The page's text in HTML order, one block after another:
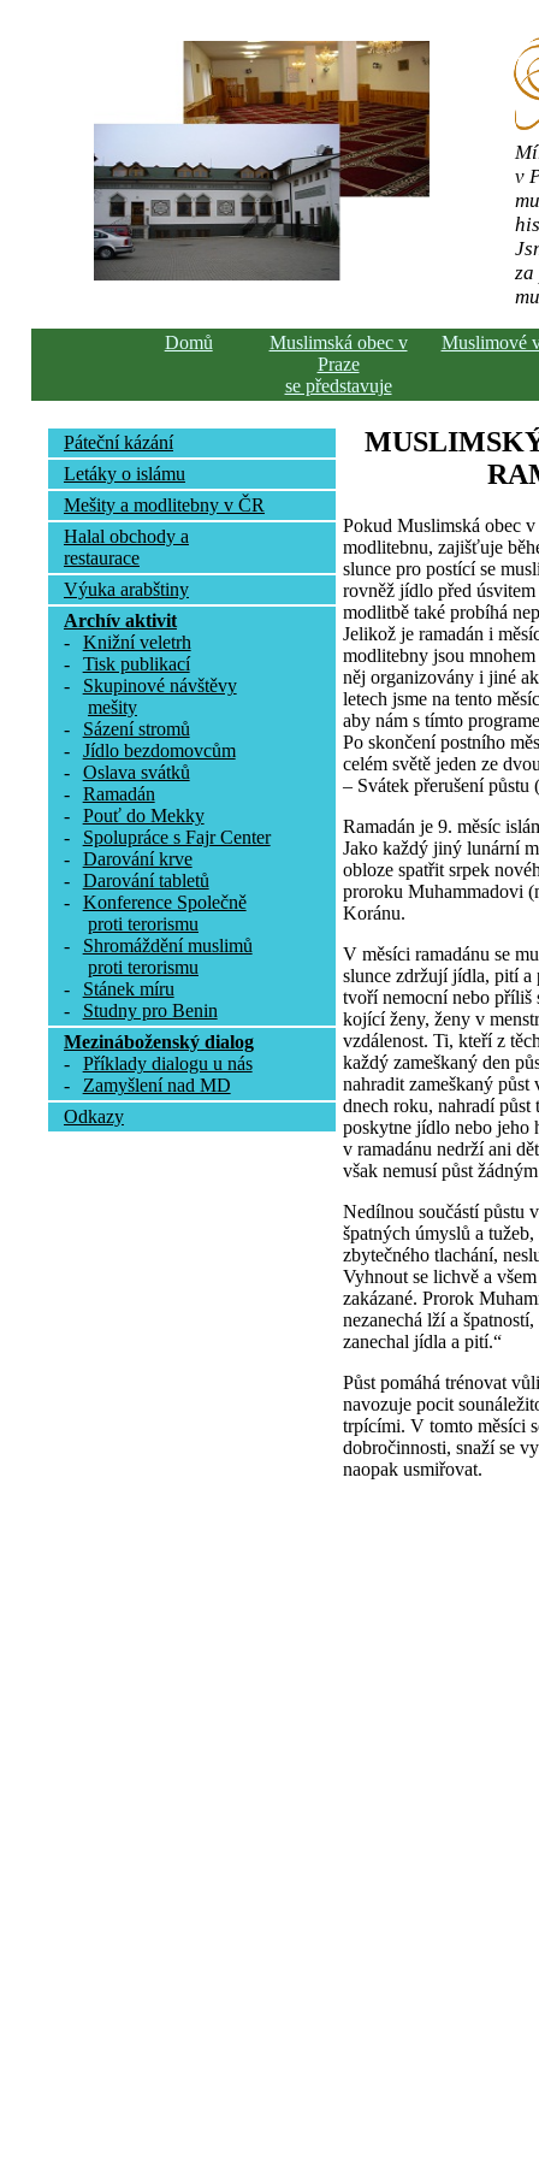
v
Domů
Muslimská obec v
Praze
se představuje
Muslimové
Páteční kázání
Letáky o islámu
Mešity a modlitebny v ČR
Halal obchody a
restaurace
Výuka arabštiny
Archív aktivit
-
Knižní veletrh
-
Tisk publikací
-
Skupinové návštěvy
mešity
-
Sázení stromů
-
Jídlo bezdomovcům
-
Oslava svátků
-
Ramadán
-
Pouť do Mekky
-
Spolupráce s Fajr Center
-
Darování krve
-
Darování tabletů
-
Konference Společně
proti terorismu
-
Shromáždění muslimů
proti terorismu
-
Stánek míru
-
Studny pro Benin
Mezináboženský dialog
-
Příklady dialogu u nás
-
Zamyšlení nad MD
Odkazy
Pokud Muslimská obec
modlitebnu, zajišťuje
slunce pro postící se
rovněž jídlo před
modlitbě také probíhá
Jelikož je ramadán i
modlitebny jsou
něj organizovány i jiné
letech jsme na tento
aby nám s tímto
Po skončení postního
celém světě jeden ze
– Svátek přerušení půstu
Ramadán je 9. měsíc
Jako každý jiný lunární
obloze spatřit srpek
proroku Muhammadovi
Koránu.
V měsíci ramadánu se
slunce zdržují jídla, pití
tvoří nemocní nebo příliš
kojící ženy, ženy v
vzdálenost. Ti, kteří z
každý zameškaný den
nahradit zameškaný
dnech roku, nahradí půst
poskytne jídlo nebo jeho
v ramadánu nedrží ani
však nemusí půst
Nedílnou součástí půstu
špatných úmyslů a
zbytečného tlachání,
Vyhnout se lichvě a
zakázané. Prorok
nezanechá lží a
zanechal jídla a pití.“
Půst pomáhá trénovat
navozuje pocit
trpícími. V tomto měsíci
dobročinnosti, snaží se
naopak usmiřovat.